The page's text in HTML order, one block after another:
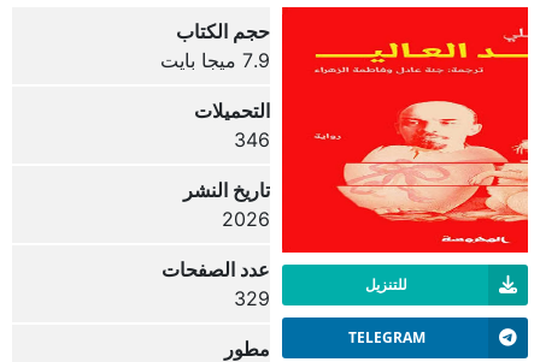
للتنزيل
TELEGRAM
حجم الكتاب
7.9 ميجا بايت
التحميلات
346
تاريخ النشر
2026
عدد الصفحات
329
مطور